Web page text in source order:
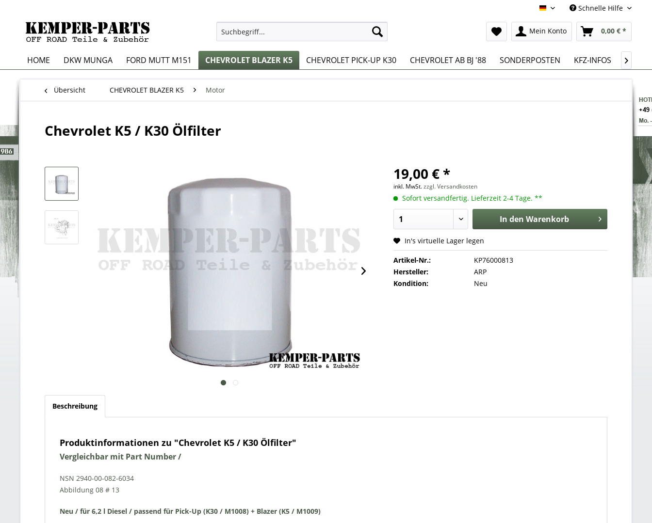
Deutsch Schnelle Hilfe
Mein Konto 0,00 € *
HOME DKW MUNGA FORD MUTT M151 CHEVROLET BLAZER K5 CHEVROLET PICK-UP K30 CHEVROLET AB BJ '88 SONDERPOSTEN KFZ-INFOS 
Übersicht CHEVROLET BLAZER K5 Motor
Chevrolet K5 / K30 Ölfilter
19,00 € *
inkl. MwSt.zzgl. Versandkosten
Sofort versandfertig. Lieferzeit 2-4 Tage. **
In den Warenkorb
In's virtuelle Lager legen
Artikel-Nr.:
KP76000813
Hersteller:
ARP
Kondition:
Neu
Beschreibung
Produktinformationen zu "Chevrolet K5 / K30 Ölfilter"
Vergleichbar mit Part Number /
NSN 2940-00-082-6034
Abbildung 08 # 13
Neu / für 6,2 l Diesel / passend für Pick-Up (K30 / M1008) + Blazer (K5 / M1009)